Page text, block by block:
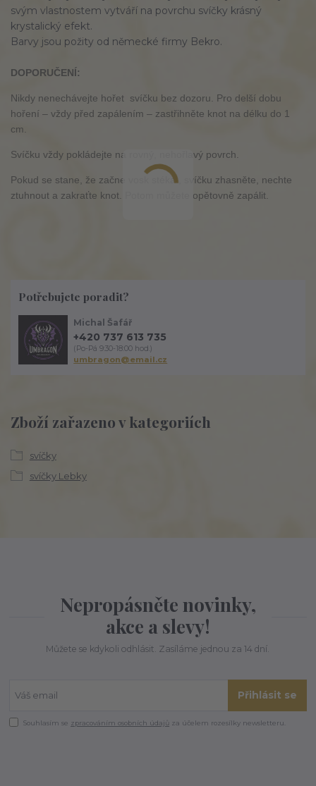
svým vlastnostem vytváří na povrchu svíčky krásný
krystalický efekt.
Barvy jsou požity od německé firmy Bekro.
DOPORUČENÍ:
Nikdy nenechávejte hořet svíčku bez dozoru. Pro delší dobu
hoření – vždy před zapálením – zastřihněte knot na délku do 1
cm.
Svíčku vždy pokládejte na rovný, nehořlavý povrch.
Pokud se stane, že začne vosk stékat, svíčku zhasněte, nechte
ztuhnout a zakraťte knot. Potom můžete opětovně zapálit.
Zboží zařazeno v kategoriích
svíčky
svíčky Lebky
Potřebujete poradit?
Michal Šafář
+420 737 613 735
(Po-Pá 9:30-18:00 hod.)
umbragon@email.cz
Nepropásněte novinky,
akce a slevy!
Můžete se kdykoli odhlásit. Zasíláme jednou za 14 dní.
Přihlásit se
Souhlasím se zpracováním osobních údajů za účelem rozesílky newsletteru.